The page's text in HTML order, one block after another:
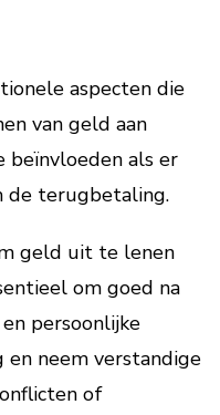
aspecten die
van geld aan
beïnvloeden als er
de terugbetaling.
geld uit te lenen
om goed na
persoonlijke
en neem verstandige
of